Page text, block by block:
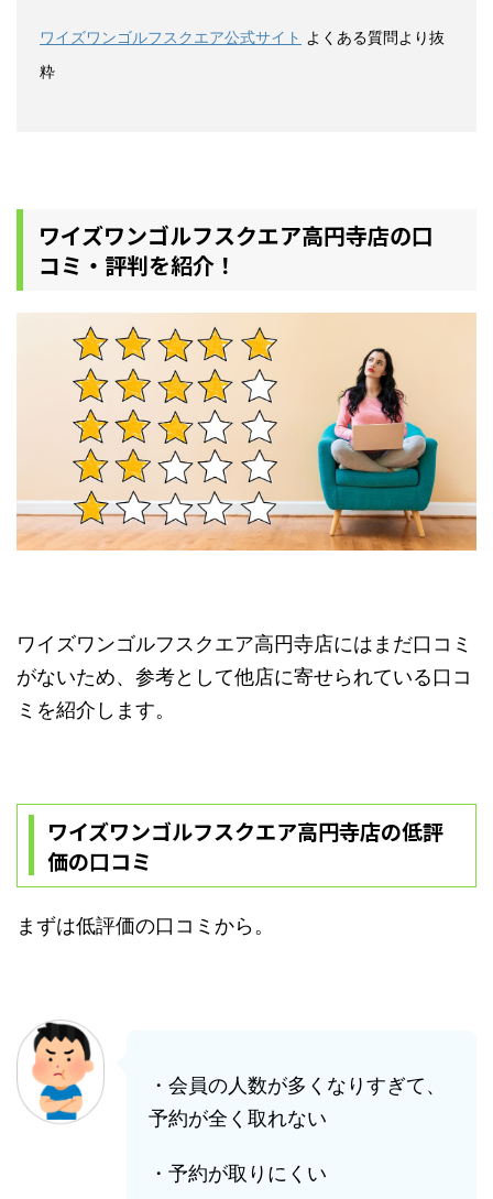
ワイズワンゴルフスクエア公式サイト よくある質問より抜
粋
ワイズワンゴルフスクエア高円寺店の口
コミ・評判を紹介！
ワイズワンゴルフスクエア高円寺店にはまだ口コミ
がないため、参考として他店に寄せられている口コ
ミを紹介します。
ワイズワンゴルフスクエア高円寺店の低評
価の口コミ
まずは低評価の口コミから。
・会員の人数が多くなりすぎて、
予約が全く取れない
・予約が取りにくい